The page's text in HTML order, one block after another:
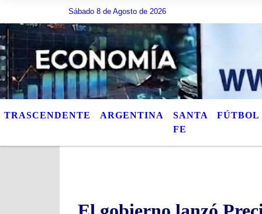
Sábado 8 de Agosto de 2026
Hoy es Sábado 8 de Agosto de 2026 y son las
TRASCENDENTE ARGENTINA
SANTA
FE
FÚTBOL